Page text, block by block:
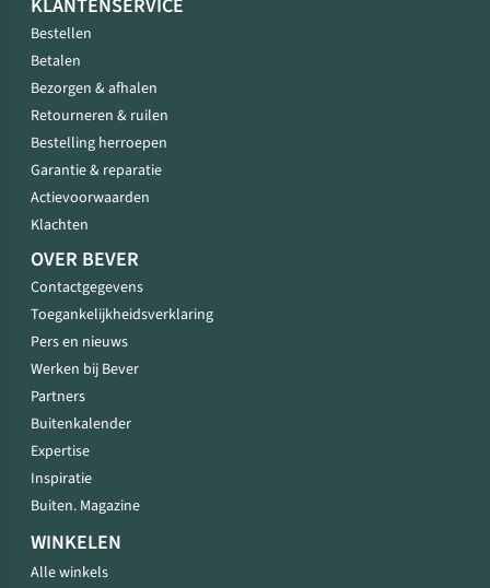
KLANTENSERVICE
Bestellen
Betalen
Bezorgen & afhalen
Retourneren & ruilen
Bestelling herroepen
Garantie & reparatie
Actievoorwaarden
Klachten
OVER BEVER
Contactgegevens
Toegankelijkheidsverklaring
Pers en nieuws
Werken bij Bever
Partners
Buitenkalender
Expertise
Inspiratie
Buiten. Magazine
WINKELEN
Alle winkels